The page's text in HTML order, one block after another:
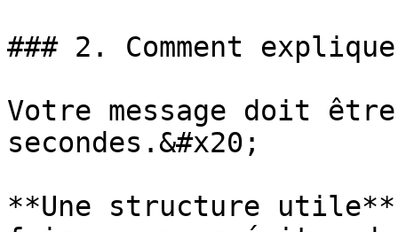
### 2. Comment
Votre message doit
secondes.&#x20;
**Une structure